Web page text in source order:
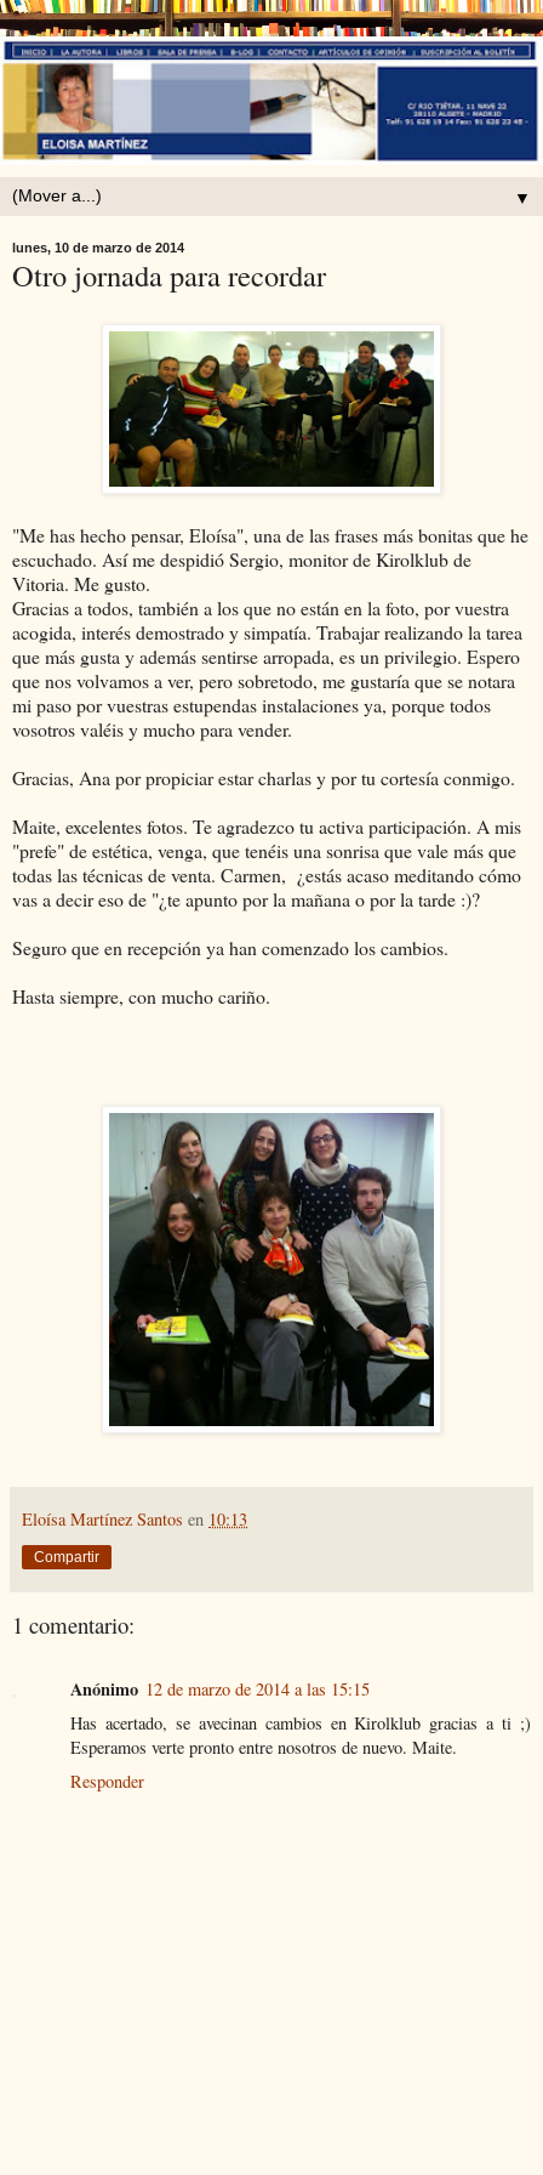
▼
lunes, 10 de marzo de 2014
Otro jornada para recordar
"Me has hecho pensar, Eloísa", una de las frases más bonitas que he
escuchado. Así me despidió Sergio, monitor de Kirolklub de
Vitoria. Me gusto.
Gracias a todos, también a los que no están en la foto, por vuestra
acogida, interés demostrado y simpatía. Trabajar realizando la tarea
que más gusta y además sentirse arropada, es un privilegio. Espero
que nos volvamos a ver, pero sobretodo, me gustaría que se notara
mi paso por vuestras estupendas instalaciones ya, porque todos
vosotros valéis y mucho para vender.
Gracias, Ana por propiciar estar charlas y por tu cortesía conmigo.
Maite, excelentes fotos. Te agradezco tu activa participación. A mis
"prefe" de estética, venga, que tenéis una sonrisa que vale más que
todas las técnicas de venta. Carmen, ¿estás acaso meditando cómo
vas a decir eso de "¿te apunto por la mañana o por la tarde :)?
Seguro que en recepción ya han comenzado los cambios.
Hasta siempre, con mucho cariño.
Eloísa Martínez Santos en 10:13
Compartir
1 comentario:
Anónimo 12 de marzo de 2014 a las 15:15
Has acertado, se avecinan cambios en Kirolklub gracias a ti ;)
Esperamos verte pronto entre nosotros de nuevo. Maite.
Responder